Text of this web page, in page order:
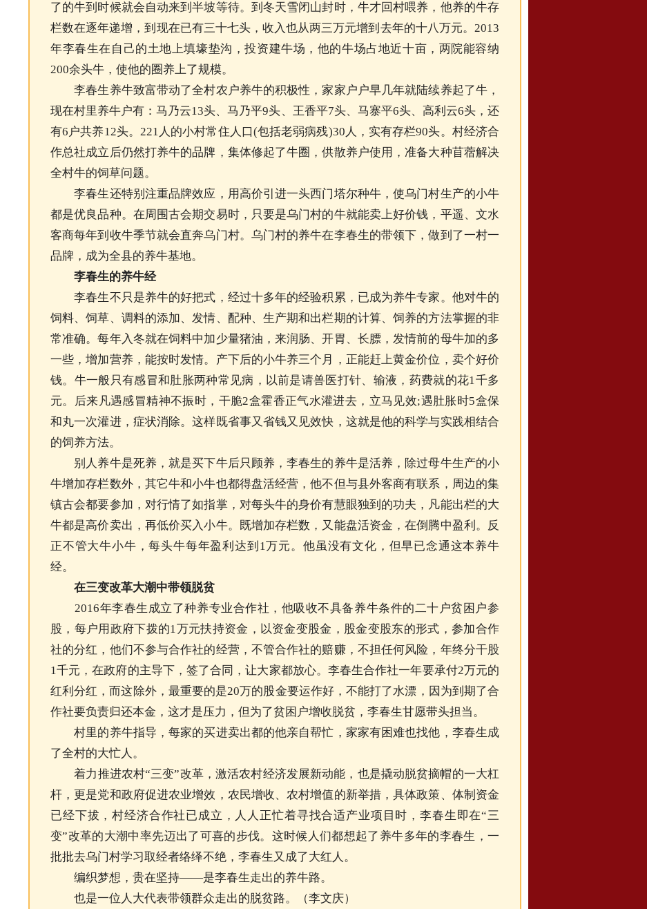
了的牛到时候就会自动来到半坡等待。到冬天雪闭山封时，牛才回村喂养，他养的牛存
栏数在逐年递增，到现在已有三十七头，收入也从两三万元增到去年的十八万元。2013
年李春生在自己的土地上填壕垫沟，投资建牛场，他的牛场占地近十亩，两院能容纳
200余头牛，使他的圈养上了规模。
李春生养牛致富带动了全村农户养牛的积极性，家家户户早几年就陆续养起了牛，
现在村里养牛户有：马乃云13头、马乃平9头、王香平7头、马寨平6头、高利云6头，还
有6户共养12头。221人的小村常住人口(包括老弱病残)30人，实有存栏90头。村经济合
作总社成立后仍然打养牛的品牌，集体修起了牛圈，供散养户使用，准备大种苜蓿解决
全村牛的饲草问题。
李春生还特别注重品牌效应，用高价引进一头西门塔尔种牛，使乌门村生产的小牛
都是优良品种。在周围古会期交易时，只要是乌门村的牛就能卖上好价钱，平遥、文水
客商每年到收牛季节就会直奔乌门村。乌门村的养牛在李春生的带领下，做到了一村一
品牌，成为全县的养牛基地。
李春生的养牛经
李春生不只是养牛的好把式，经过十多年的经验积累，已成为养牛专家。他对牛的
饲料、饲草、调料的添加、发情、配种、生产期和出栏期的计算、饲养的方法掌握的非
常准确。每年入冬就在饲料中加少量猪油，来润肠、开胃、长膘，发情前的母牛加的多
一些，增加营养，能按时发情。产下后的小牛养三个月，正能赶上黄金价位，卖个好价
钱。牛一般只有感冒和肚胀两种常见病，以前是请兽医打针、输液，药费就的花1千多
元。后来凡遇感冒精神不振时，干脆2盒霍香正气水灌进去，立马见效;遇肚胀时5盒保
和丸一次灌进，症状消除。这样既省事又省钱又见效快，这就是他的科学与实践相结合
的饲养方法。
别人养牛是死养，就是买下牛后只顾养，李春生的养牛是活养，除过母牛生产的小
牛增加存栏数外，其它牛和小牛也都得盘活经营，他不但与县外客商有联系，周边的集
镇古会都要参加，对行情了如指掌，对每头牛的身价有慧眼独到的功夫，凡能出栏的大
牛都是高价卖出，再低价买入小牛。既增加存栏数，又能盘活资金，在倒腾中盈利。反
正不管大牛小牛，每头牛每年盈利达到1万元。他虽没有文化，但早已念通这本养牛
经。
在三变改革大潮中带领脱贫
2016年李春生成立了种养专业合作社，他吸收不具备养牛条件的二十户贫困户参
股，每户用政府下拨的1万元扶持资金，以资金变股金，股金变股东的形式，参加合作
社的分红，他们不参与合作社的经营，不管合作社的赔赚，不担任何风险，年终分干股
1千元，在政府的主导下，签了合同，让大家都放心。李春生合作社一年要承付2万元的
红利分红，而这除外，最重要的是20万的股金要运作好，不能打了水漂，因为到期了合
作社要负责归还本金，这才是压力，但为了贫困户增收脱贫，李春生甘愿带头担当。
村里的养牛指导，每家的买进卖出都的他亲自帮忙，家家有困难也找他，李春生成
了全村的大忙人。
着力推进农村“三变”改革，激活农村经济发展新动能，也是撬动脱贫摘帽的一大杠
杆，更是党和政府促进农业增效，农民增收、农村增值的新举措，具体政策、体制资金
已经下拔，村经济合作社已成立，人人正忙着寻找合适产业项目时，李春生即在“三
变”改革的大潮中率先迈出了可喜的步伐。这时候人们都想起了养牛多年的李春生，一
批批去乌门村学习取经者络绎不绝，李春生又成了大红人。
编织梦想，贵在坚持——是李春生走出的养牛路。
也是一位人大代表带领群众走出的脱贫路。（李文庆）